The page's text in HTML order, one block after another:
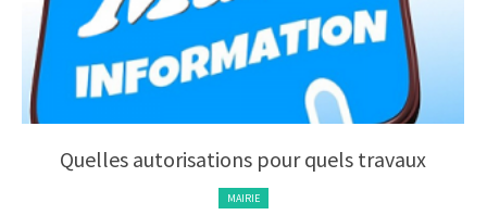
Quelles autorisations pour quels travaux
MAIRIE